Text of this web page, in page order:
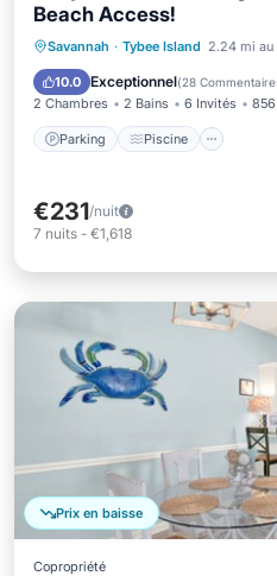
Beach Access!
Savannah · Tybee Island 2.24 mi au
10.0 Exceptionnel(28
2 Chambres 2 Bains 6 Invités
Parking Piscine
Parking Piscine
Balcon/Terrasse
€231/nuit
7 nuits - €1,618
Prix en baisse
Copropriété